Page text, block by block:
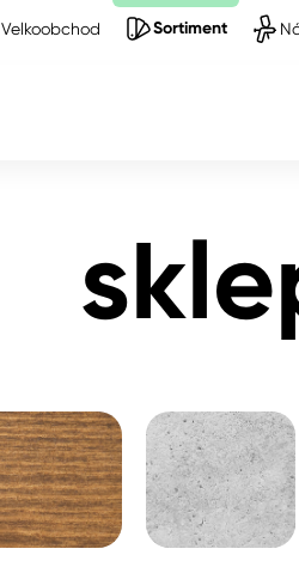
Velkoobchod Sortiment
Beton, asfalt, minerální
Stěny
Fasády